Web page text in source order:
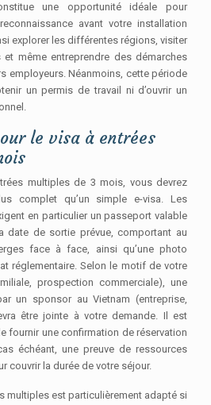
une opportunité idéale pour
avant votre installation
explorer les différentes régions, visiter
même entreprendre des démarches
employeurs. Néanmoins, cette période
un permis de travail ni d’ouvrir un
le visa à entrées
multiples de 3 mois, vous devrez
complet qu’un simple e-visa. Les
en particulier un passeport valable
date de sortie prévue, comportant au
face à face, ainsi qu’une photo
réglementaire. Selon le motif de votre
prospection commerciale), une
un sponsor au Vietnam (entreprise,
être jointe à votre demande. Il est
fournir une confirmation de réservation
échéant, une preuve de ressources
couvrir la durée de votre séjour.
multiples est particulièrement adapté si